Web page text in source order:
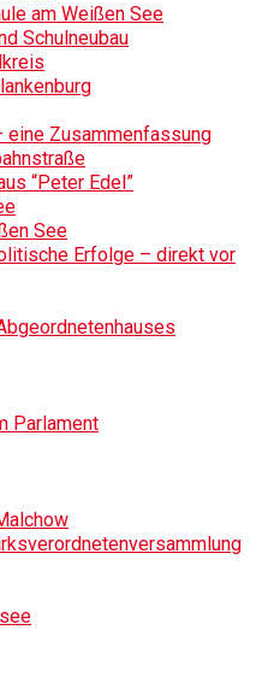
am Weißen See
Schulneubau
Zusammenfassung
“Peter Edel”
See
Erfolge – direkt vor
Parlament